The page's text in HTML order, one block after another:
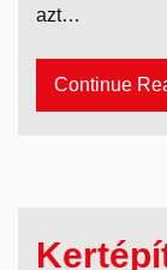
azt…
Continue